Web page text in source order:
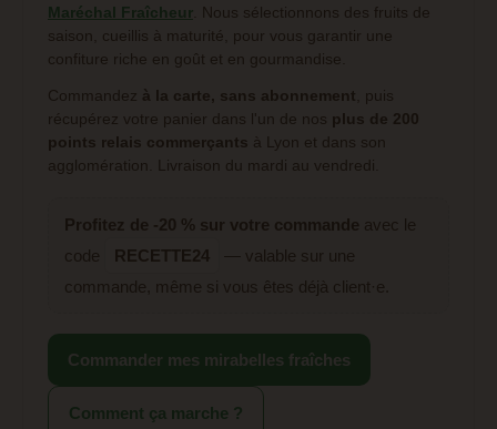
Maréchal Fraîcheur . Nous sélectionnons des fruits de
saison, cueillis à maturité, pour vous garantir une
confiture riche en goût et en gourmandise.
Commandez à la carte, sans abonnement , puis
récupérez votre panier dans l'un de nos plus de 200
points relais commerçants à Lyon et dans son
agglomération. Livraison du mardi au vendredi.
Profitez de -20 % sur votre commande avec le
code
RECETTE24
— valable sur une
commande, même si vous êtes déjà client·e.
Commander mes mirabelles fraîches
Comment ça marche ?